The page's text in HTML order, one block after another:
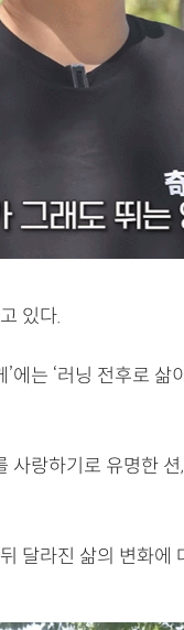
있다.
에는 ‘러닝 전후로 삶
사랑하기로 유명한
달라진 삶의 변화에